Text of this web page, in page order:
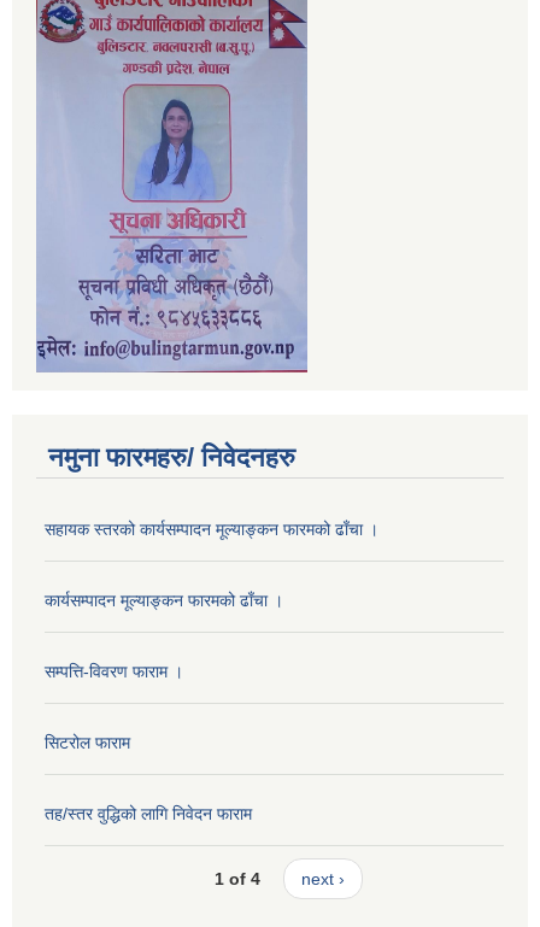
नमुना फारमहरु/ निवेदनहरु
सहायक स्तरको कार्यसम्पादन मूल्याङ्कन फारमको ढाँचा ।
कार्यसम्पादन मूल्याङ्कन फारमको ढाँचा ।
सम्पत्ति-विवरण फाराम ।
सिटरोल फाराम
तह/स्तर वुद्धिको लागि निवेदन फाराम
1 of 4 next ›